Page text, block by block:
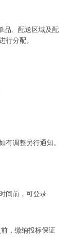
品、配送区域及配
行分配。
有调整另行通知。
间前，可登录
，缴纳投标保证